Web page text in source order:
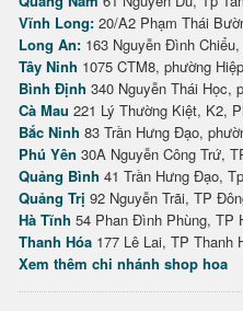
Vĩnh Long: 20/A2 Phạm Thái
Long An: 163 Nguyễn Đình
Tây Ninh 1075 CTM8, phường
Bình Định 340 Nguyễn Thái Học,
Cà Mau 221 Lý Thường Kiệt, K2,
Bắc Ninh 83 Trần Hưng Đạo,
Phú Yên 30A Nguyễn Công Trứ,
Quảng Bình 41 Trần Hưng Đạo,
Quảng Trị 92 Nguyễn Trãi, TP
Hà Tĩnh 54 Phan Đình Phùng, TP
Thanh Hóa 177 Lê Lai, TP Thanh
Xem thêm chi nhánh shop hoa